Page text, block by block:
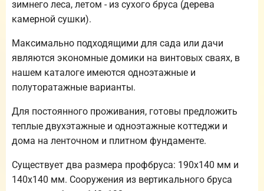
зимнего леса, летом - из сухого бруса (дерева
камерной сушки).
Максимально подходящими для сада или дачи
являются экономные домики на винтовых сваях, в
нашем каталоге имеются одноэтажные и
полуторатажные варианты.
Для постоянного проживания, готовы предложить
теплые двухэтажные и одноэтажные коттеджи и
дома на ленточном и плитном фундаменте.
Существует два размера профбруса: 190х140 мм и
140х140 мм. Сооружения из вертикального бруса